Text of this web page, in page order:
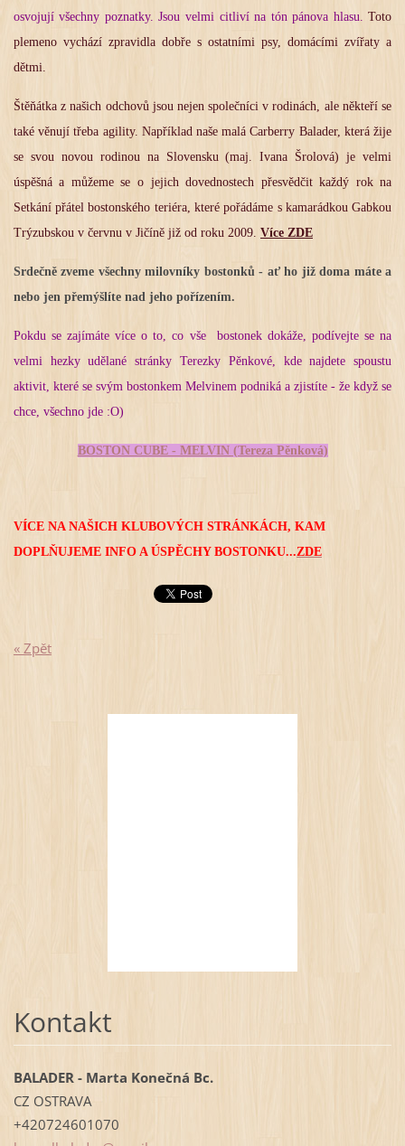
osvojují všechny poznatky. Jsou velmi citliví na tón pánova hlasu.Toto
plemeno vychází zpravidla dobře s ostatními psy, domácími zvířaty a
dětmi.
Štěňátka z našich odchovů jsou nejen společníci v rodinách, ale někteří se
také věnují třeba agility. Například naše malá Carberry Balader, která žije
se svou novou rodinou na Slovensku (maj. Ivana Šrolová) je velmi
úspěšná a můžeme se o jejich dovednostech přesvědčit každý rok na
Setkání přátel bostonského teriéra, které pořádáme s kamarádkou Gabkou
Trýzubskou v červnu v Jičíně již od roku 2009. Více ZDE
Srdečně zveme všechny milovníky bostonků - ať ho již doma máte a
nebo jen přemýšlíte nad jeho pořízením.
Pokdu se zajímáte více o to, co vše bostonek dokáže, podívejte se na
velmi hezky udělané stránky Terezky Pěnkové, kde najdete spoustu
aktivit, které se svým bostonkem Melvinem podniká a zjistíte - že když se
chce, všechno jde :O)
BOSTON CUBE - MELVIN (Tereza Pěnková)
VÍCE NA NAŠICH KLUBOVÝCH STRÁNKÁCH, KAM
DOPLŇUJEME INFO A ÚSPĚCHY BOSTONKU...ZDE
« Zpět
Kontakt
BALADER - Marta Konečná Bc.
CZ OSTRAVA
+420724601070